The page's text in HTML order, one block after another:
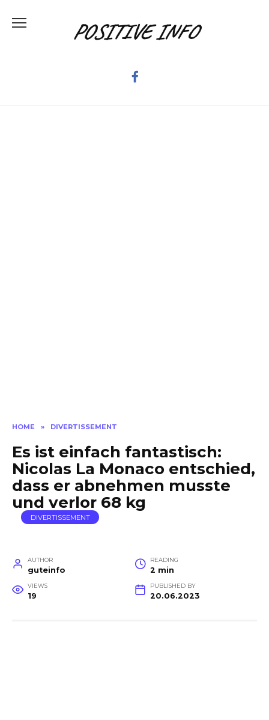
POSITIVE INFO
HOME » DIVERTISSEMENT
Es ist einfach fantastisch:
Nicolas La Monaco entschied,
dass er abnehmen musste
und verlor 68 kg
DIVERTISSEMENT
AUTHOR
guteinfo
READING
2 min
VIEWS
19
PUBLISHED BY
20.06.2023